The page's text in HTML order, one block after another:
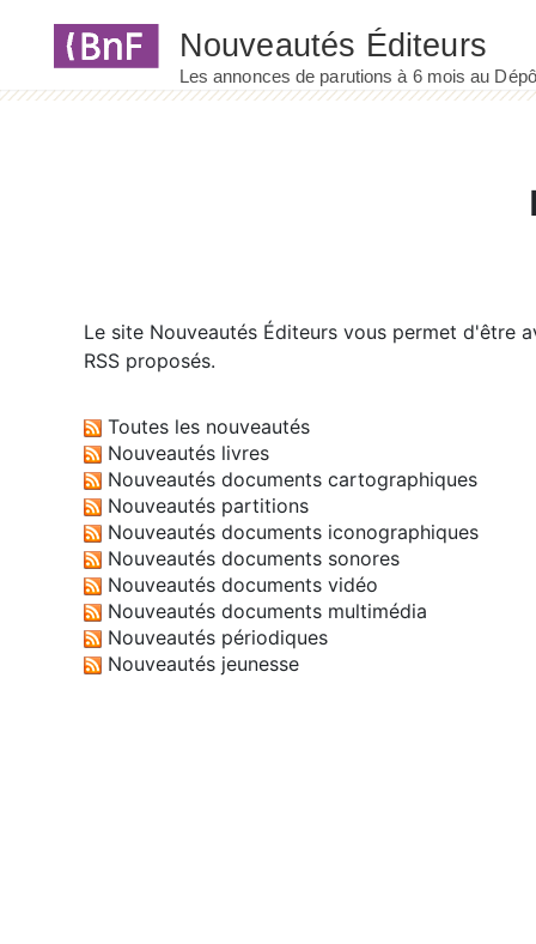
Le site Nouveautés Éditeurs vous permet d'être
RSS proposés.
Toutes les nouveautés
Nouveautés livres
Nouveautés documents cartographiques
Nouveautés partitions
Nouveautés documents iconographiques
Nouveautés documents sonores
Nouveautés documents vidéo
Nouveautés documents multimédia
Nouveautés périodiques
Nouveautés jeunesse